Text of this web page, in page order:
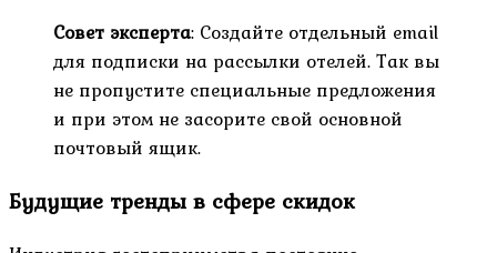
Совет эксперта: Создайте отдельный email
для подписки на рассылки отелей. Так вы
не пропустите специальные предложения
и при этом не засорите свой основной
почтовый ящик.
Будущие тренды в сфере скидок